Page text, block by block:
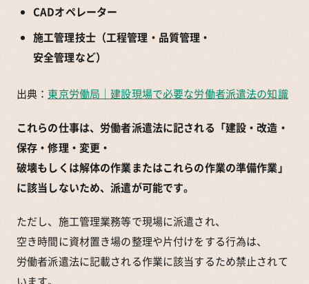
CADオペレーター
施工管理技士（工程管理・品質管理・
安全管理など）
出典： 東京労働局｜建設現場で必要な労働者派遣法の知識
これらの仕事は、労働者派遣法に記される「建設・改造・
保存・修理・変更・
破壊もしくは解体の作業またはこれらの作業の準備作業」
に該当しないため、派遣が可能です。
ただし、施工管理業務等で現場に派遣され、
空き時間に資材置き場の整理や片付けをする行為は、
労働者派遣法に記載される作業に該当するため禁止されて